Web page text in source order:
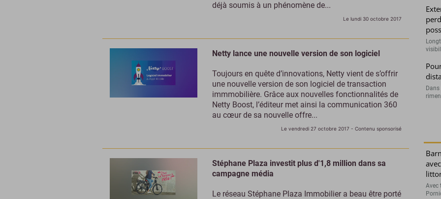
déjà soumis à un phénomène de...
Le lundi 30 octobre 2017
Netty lance une nouvelle version de son logiciel
Toujours en quête d’innovations, Netty vient de s’offrir
une nouvelle version de son logiciel de transaction
immmobilière. Grâce aux nouvelles fonctionnalités de
Netty Boost, l’éditeur met ainsi la communication 360
au cœur de sa nouvelle offre...
Le vendredi 27 octobre 2017 - Contenu sponsorisé
Stéphane Plaza investit plus d'1,8 million dans sa
campagne média
Le réseau Stéphane Plaza Immobilier a beau être porté
Avec